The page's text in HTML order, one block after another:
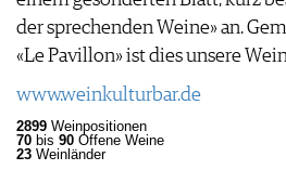
der sprechenden Weine» an.
«Le Pavillon» ist dies unsere
www.weinkulturbar.de
2899 Weinpositionen
70 bis 90 Offene Weine
23 Weinländer